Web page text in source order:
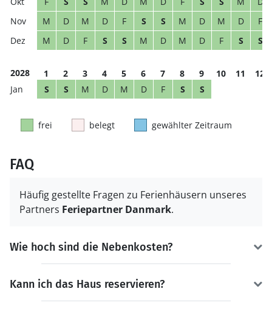
M
D M D F S S M D M D
F
M
D F S S M D M D F S S
2028 1 2 3 4 5 6 7 8 9 10 11
12
S
S M D M D F S S
frei belegt gewählter Zeitraum
FAQ
Häufig gestellte Fragen zu Ferienhäusern unseres
Partners Feriepartner Danmark.
Wie hoch sind die Nebenkosten?
Kann ich das Haus reservieren?